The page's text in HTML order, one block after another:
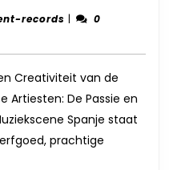
records accent-
|
0
Creativiteit van de
Artiesten: De Passie en
Spanje staat
prachtige